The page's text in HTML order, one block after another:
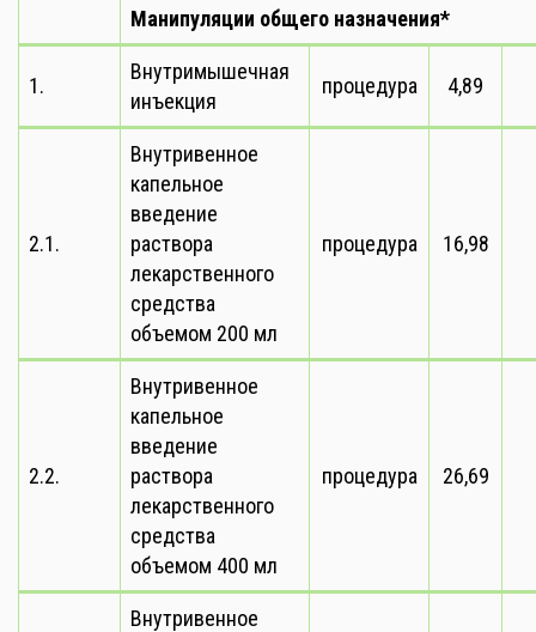
Манипуляции общего назначения*
1.
Внутримышечная
инъекция
процедура 4,89
2.1.
Внутривенное
капельное
введение
раствора
лекарственного
средства
объемом 200 мл
процедура 16,98
2.2.
Внутривенное
капельное
введение
раствора
лекарственного
средства
объемом 400 мл
процедура 26,69
Внутривенное